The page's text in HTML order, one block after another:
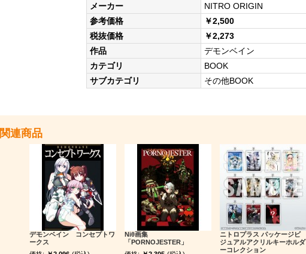
メーカー
NITRO ORIGIN
参考価格
￥2,500
税抜価格
￥2,273
作品
デモンベイン
カテゴリ
BOOK
サブカテゴリ
その他BOOK
関連商品
デモンベイン コンセプトワ
ークス
Niθ画集
「PORNOJESTER」
ニトロプラス パッケージビ
ジュアルアクリルキーホルダ
ーコレクション